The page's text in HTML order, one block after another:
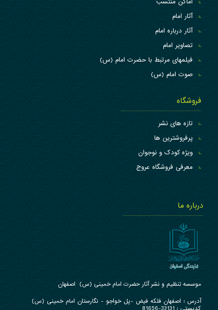
آثار امام
آثار درباره امام
تصاویر امام
فیلمهای مرتبط با حضرت امام (س)
صوت امام (س)
فروشگاه
تازه های نشر
پرفروشترین ها
ویژه کودک و نوجوان
معرفی فروشگاه عروج
درباره ما
موسسه تنظیم و نشر آثار حضرت امام خمینی (س) اصفهان
آدرس : اصفهان فلکه فیض -پل خواجو - نگارستان امام خمینی (س)